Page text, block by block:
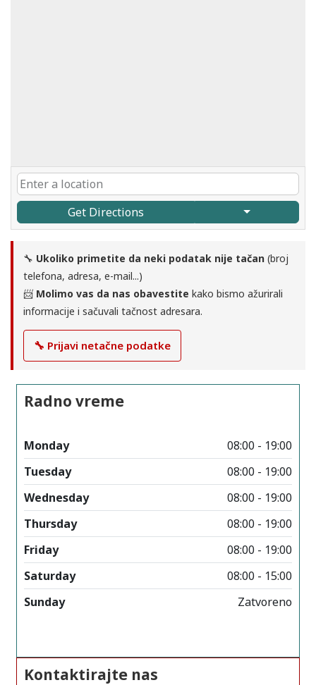
Get Directions
🔧 Ukoliko primetite da neki podatak nije tačan (broj
telefona, adresa, e-mail...)
📨 Molimo vas da nas obavestite kako bismo ažurirali
informacije i sačuvali tačnost adresara.
🔧 Prijavi netačne podatke
Radno vreme
Monday
08:00 - 19:00
Tuesday
08:00 - 19:00
Wednesday
08:00 - 19:00
Thursday
08:00 - 19:00
Friday
08:00 - 19:00
Saturday
08:00 - 15:00
Sunday
Zatvoreno
Kontaktirajte nas